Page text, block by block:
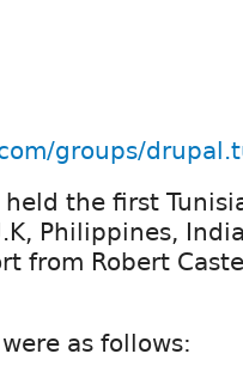
groups/
held the first
Philippines,
from Robert
as follows: